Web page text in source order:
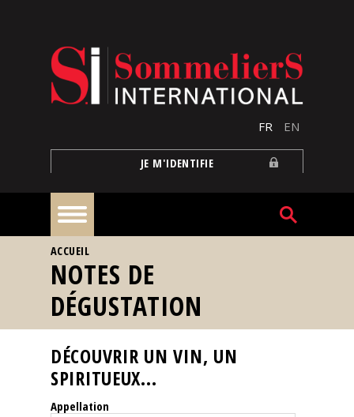
FR EN
JE M'IDENTIFIE
À
la
une
Reportages
Nos
VOUS ÊTES ICI
ACCUEIL
NOTES DE
DÉGUSTATION
DÉCOUVRIR UN VIN, UN
SPIRITUEUX...
Appellation